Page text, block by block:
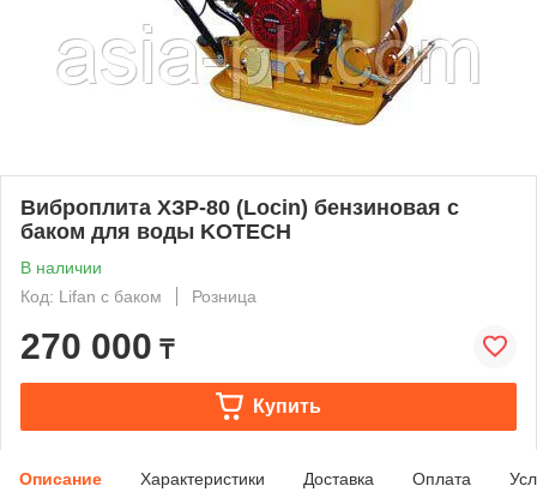
Виброплита ХЗР-80 (Locin) бензиновая с
баком для воды KOTECH
В наличии
Код: Lifan с баком
Розница
270 000 ₸
Купить
Описание Характеристики Доставка Оплата